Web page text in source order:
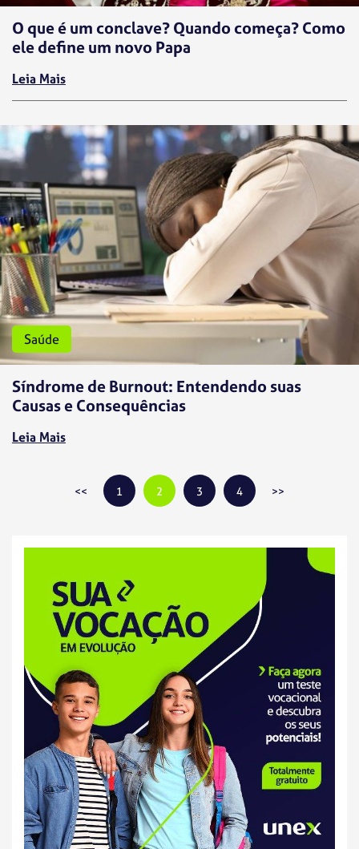
O que é um conclave? Quando começa? Como
ele define um novo Papa
Leia Mais
Saúde
Síndrome de Burnout: Entendendo suas
Causas e Consequências
Leia Mais
1 2 3 4